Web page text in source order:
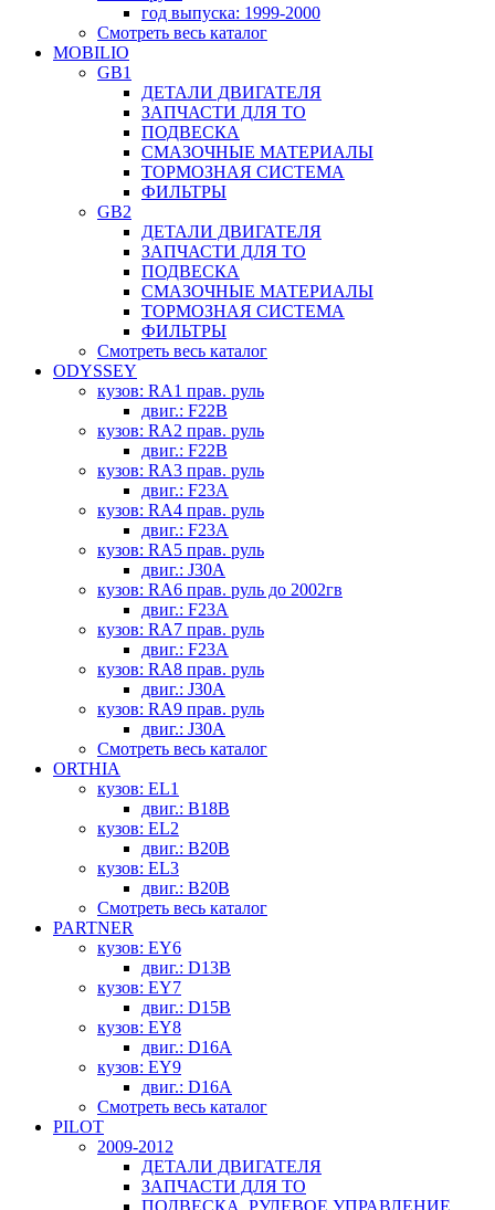
год выпуска: 1999-2000
Смотреть весь каталог
MOBILIO
GB1
ДЕТАЛИ ДВИГАТЕЛЯ
ЗАПЧАСТИ ДЛЯ ТО
ПОДВЕСКА
СМАЗОЧНЫЕ МАТЕРИАЛЫ
ТОРМОЗНАЯ СИСТЕМА
ФИЛЬТРЫ
GB2
ДЕТАЛИ ДВИГАТЕЛЯ
ЗАПЧАСТИ ДЛЯ ТО
ПОДВЕСКА
СМАЗОЧНЫЕ МАТЕРИАЛЫ
ТОРМОЗНАЯ СИСТЕМА
ФИЛЬТРЫ
Смотреть весь каталог
ODYSSEY
кузов: RA1 прав. руль
двиг.: F22B
кузов: RA2 прав. руль
двиг.: F22B
кузов: RA3 прав. руль
двиг.: F23A
кузов: RA4 прав. руль
двиг.: F23A
кузов: RA5 прав. руль
двиг.: J30A
кузов: RA6 прав. руль до 2002гв
двиг.: F23A
кузов: RA7 прав. руль
двиг.: F23A
кузов: RA8 прав. руль
двиг.: J30A
кузов: RA9 прав. руль
двиг.: J30A
Смотреть весь каталог
ORTHIA
кузов: EL1
двиг.: B18B
кузов: EL2
двиг.: B20B
кузов: EL3
двиг.: B20B
Смотреть весь каталог
PARTNER
кузов: EY6
двиг.: D13B
кузов: EY7
двиг.: D15B
кузов: EY8
двиг.: D16A
кузов: EY9
двиг.: D16A
Смотреть весь каталог
PILOT
2009-2012
ДЕТАЛИ ДВИГАТЕЛЯ
ЗАПЧАСТИ ДЛЯ ТО
ПОДВЕСКА, РУЛЕВОЕ УПРАВЛЕНИЕ,